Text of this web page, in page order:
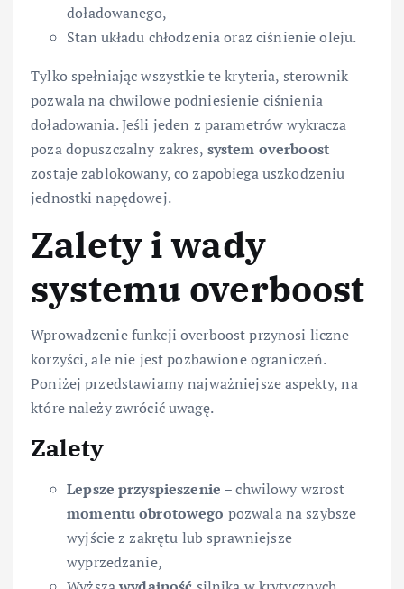
doładowanego,
Stan układu chłodzenia oraz ciśnienie oleju.
Tylko spełniając wszystkie te kryteria, sterownik
pozwala na chwilowe podniesienie ciśnienia
doładowania. Jeśli jeden z parametrów wykracza
poza dopuszczalny zakres, system overboost
zostaje zablokowany, co zapobiega uszkodzeniu
jednostki napędowej.
Zalety i wady
systemu overboost
Wprowadzenie funkcji overboost przynosi liczne
korzyści, ale nie jest pozbawione ograniczeń.
Poniżej przedstawiamy najważniejsze aspekty, na
które należy zwrócić uwagę.
Zalety
Lepsze przyspieszenie – chwilowy wzrost
momentu obrotowego pozwala na szybsze
wyjście z zakrętu lub sprawniejsze
wyprzedzanie,